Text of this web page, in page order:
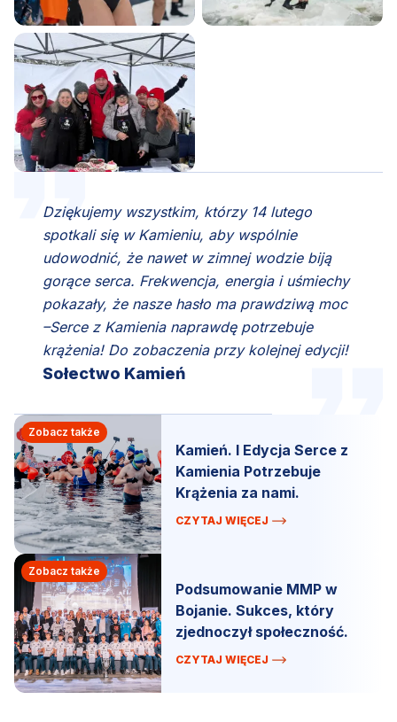
Dziękujemy wszystkim, którzy 14 lutego
spotkali się w Kamieniu, aby wspólnie
udowodnić, że nawet w zimnej wodzie biją
gorące serca. Frekwencja, energia i uśmiechy
pokazały, że nasze hasło ma prawdziwą moc
–Serce z Kamienia naprawdę potrzebuje
krążenia! Do zobaczenia przy kolejnej edycji!
Sołectwo Kamień
Zobacz także
Kamień. I Edycja Serce z
Kamienia Potrzebuje
Krążenia za nami.
CZYTAJ WIĘCEJ
Zobacz także
Podsumowanie MMP w
Bojanie. Sukces, który
zjednoczył społeczność.
CZYTAJ WIĘCEJ